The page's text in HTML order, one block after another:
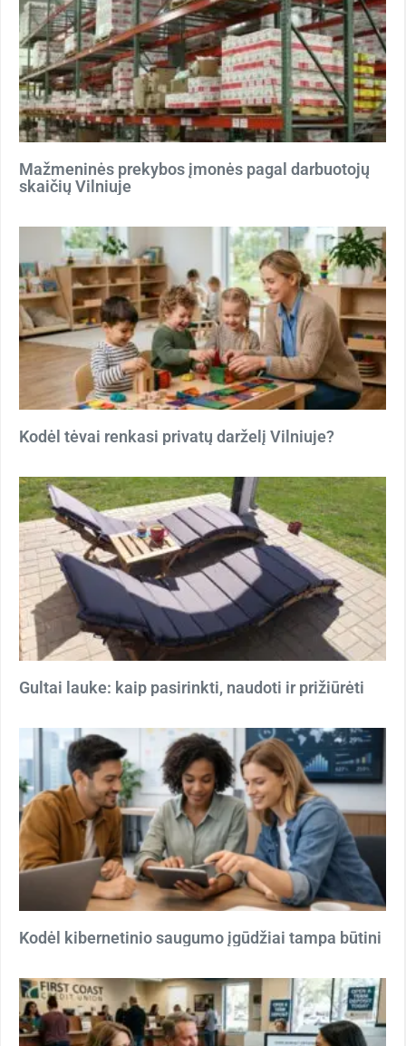
Mažmeninės prekybos įmonės pagal darbuotojų
skaičių Vilniuje
Kodėl tėvai renkasi privatų darželį Vilniuje?
Gultai lauke: kaip pasirinkti, naudoti ir prižiūrėti
Kodėl kibernetinio saugumo įgūdžiai tampa būtini